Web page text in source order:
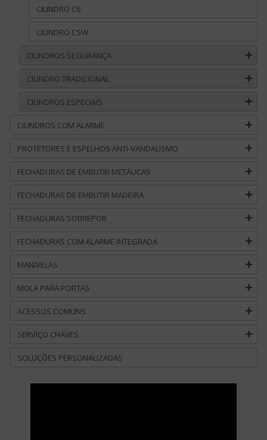
CILINDRO C6
CILINDRO C5W
CILINDROS SEGURANÇA
CILINDRO TRADICIONAL
CILINDROS ESPECIAIS
CILINDROS COM ALARME
PROTETORES E ESPELHOS ANTI-VANDALISMO
FECHADURAS DE EMBUTIR METÁLICAS
FECHADURAS DE EMBUTIR MADEIRA
FECHADURAS SOBREPOR
FECHADURAS COM ALARME INTEGRADA
MANIVELAS
MOLA PARA PORTAS
ACESSOS COMUNS
SERVIÇO CHAVES
SOLUÇÕES PERSONALIZADAS